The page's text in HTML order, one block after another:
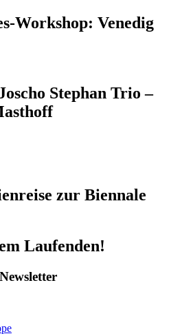
Workshop: Venedig
Stephan Trio –
zur Biennale
Laufenden!